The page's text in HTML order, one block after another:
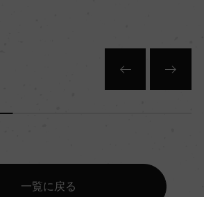
一覧に戻る